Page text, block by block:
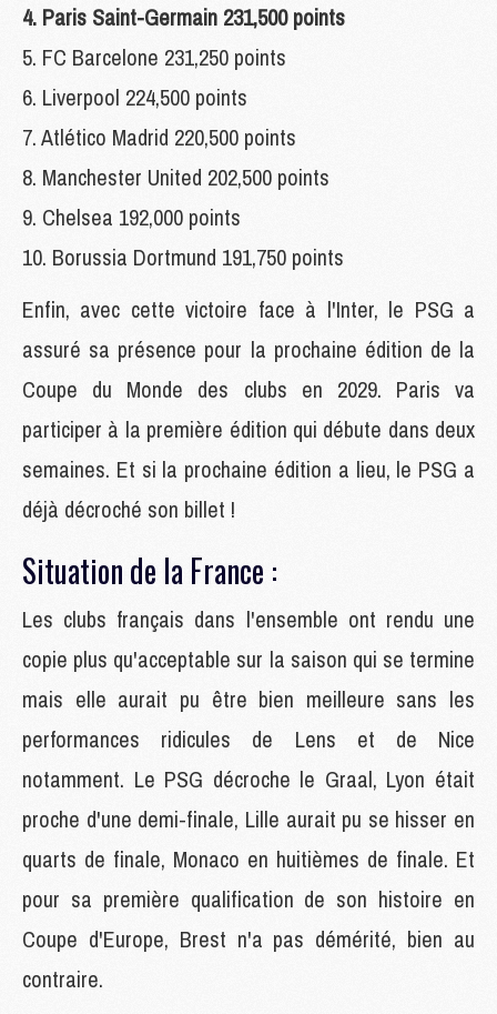
4. Paris Saint-Germain 231,500 points
5. FC Barcelone 231,250 points
6. Liverpool 224,500 points
7. Atlético Madrid 220,500 points
8. Manchester United 202,500 points
9. Chelsea 192,000 points
10. Borussia Dortmund 191,750 points
Enfin, avec cette victoire face à l'Inter, le PSG a
assuré sa présence pour la prochaine édition de la
Coupe du Monde des clubs en 2029. Paris va
participer à la première édition qui débute dans deux
semaines. Et si la prochaine édition a lieu, le PSG a
déjà décroché son billet !
Situation de la France :
Les clubs français dans l'ensemble ont rendu une
copie plus qu'acceptable sur la saison qui se termine
mais elle aurait pu être bien meilleure sans les
performances ridicules de Lens et de Nice
notamment. Le PSG décroche le Graal, Lyon était
proche d'une demi-finale, Lille aurait pu se hisser en
quarts de finale, Monaco en huitièmes de finale. Et
pour sa première qualification de son histoire en
Coupe d'Europe, Brest n'a pas démérité, bien au
contraire.